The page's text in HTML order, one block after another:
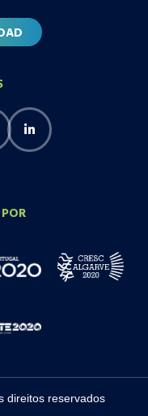
direitos reservados